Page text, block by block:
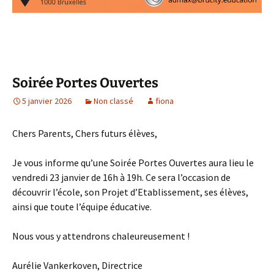
Soirée Portes Ouvertes
5 janvier 2026 Non classé fiona
Chers Parents, Chers futurs élèves,
Je vous informe qu’une Soirée Portes Ouvertes aura lieu le
vendredi 23 janvier de 16h à 19h. Ce sera l’occasion de
découvrir l’école, son Projet d’Etablissement, ses élèves,
ainsi que toute l’équipe éducative.
Nous vous y attendrons chaleureusement !
Aurélie Vankerkoven, Directrice